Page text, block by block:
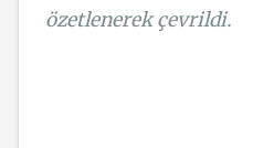
özetlenerek çevrildi.